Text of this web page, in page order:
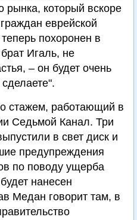
рынка, который вскоре
еврейской
похоронен в
Игаль, не
– он будет очень
стажем, работающий в
Седьмой Канал. Три
в свет диск и
предупреждения
по поводу ущерба
нанесен
Медан говорит там, в